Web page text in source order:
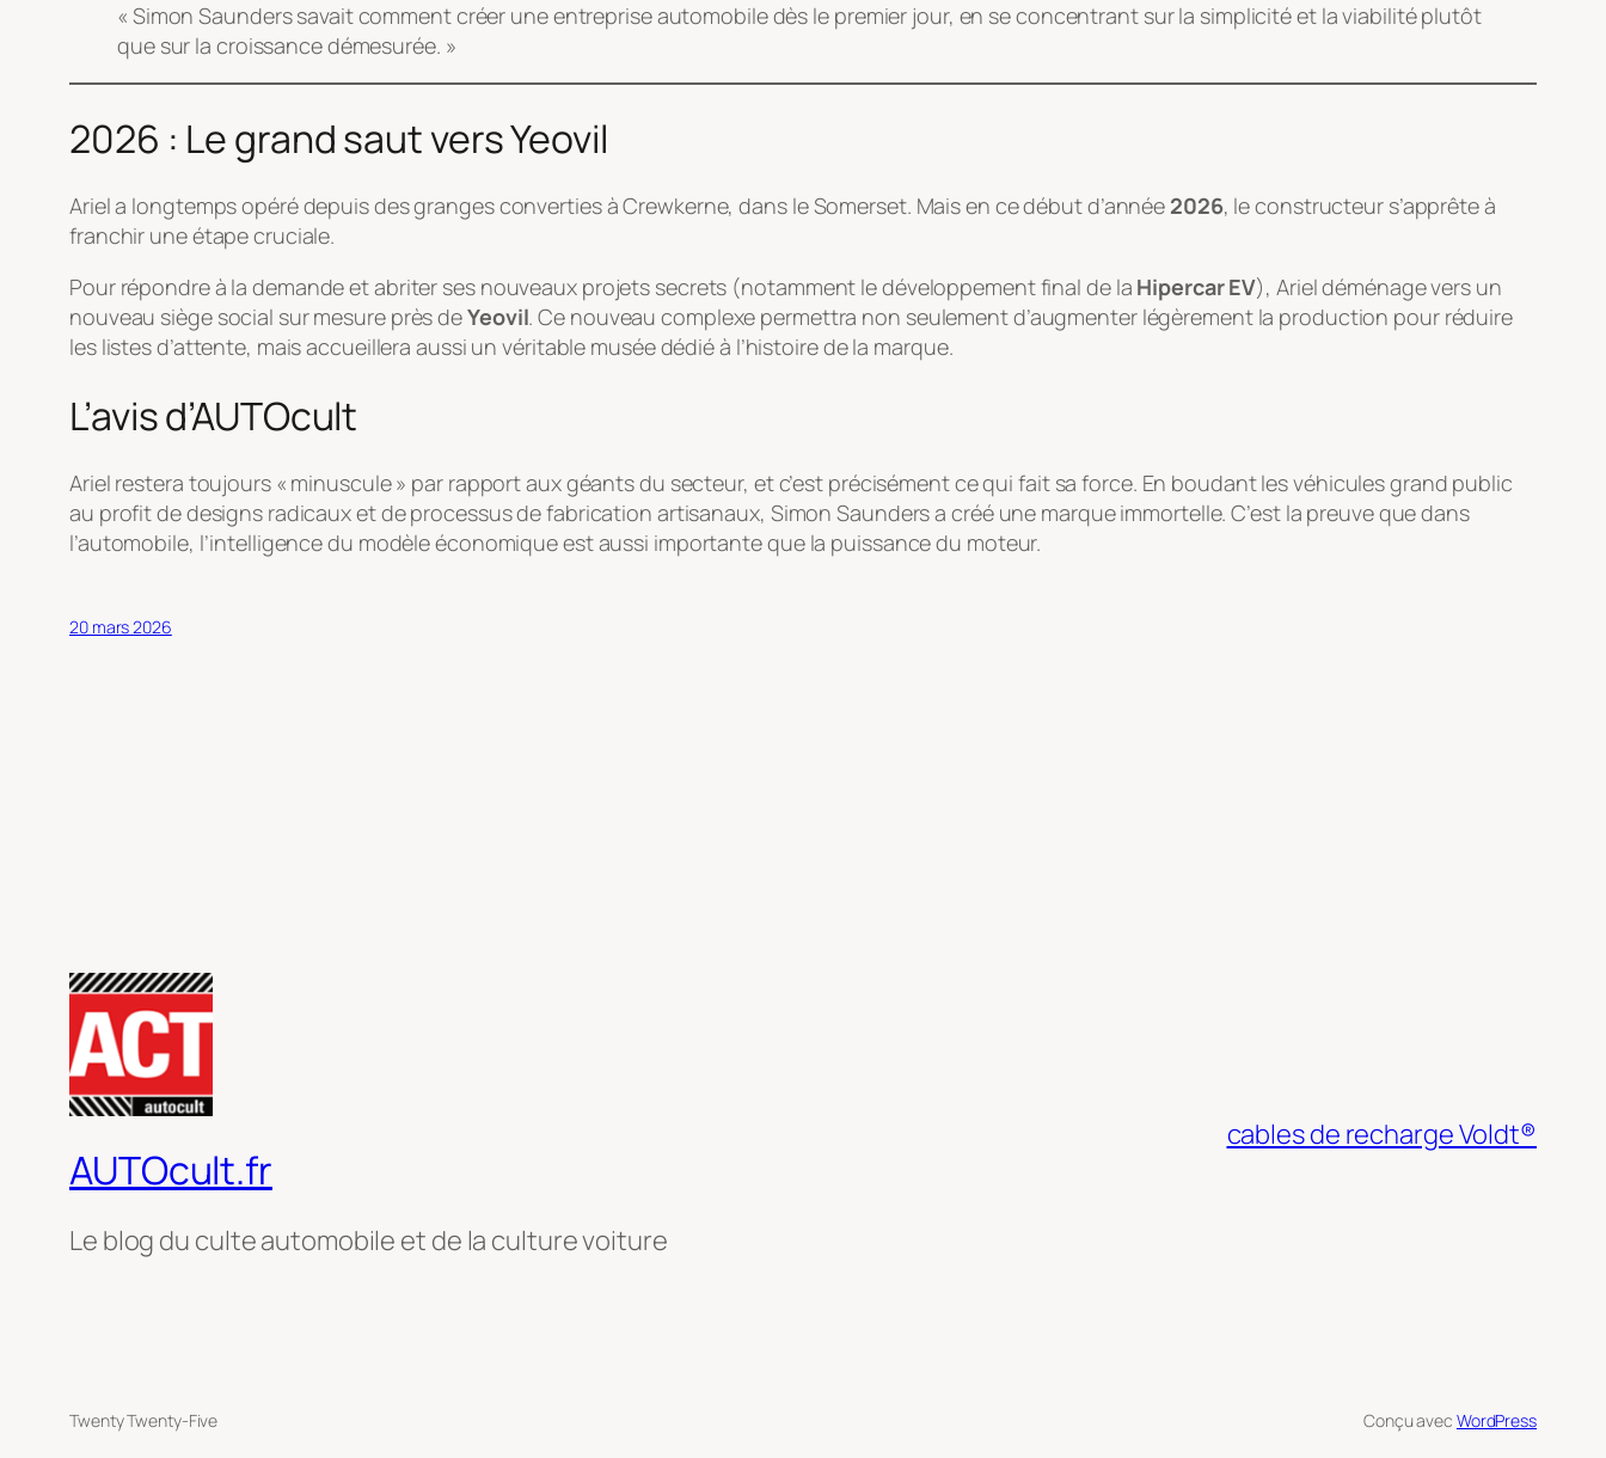
« Simon Saunders savait comment créer une entreprise automobile dès le premier jour, en se concentrant sur la simplicité et la viabilité plutôt
que sur la croissance démesurée. »
2026 : Le grand saut vers Yeovil
Ariel a longtemps opéré depuis des granges converties à Crewkerne, dans le Somerset. Mais en ce début d’année 2026, le constructeur s’apprête à
franchir une étape cruciale.
Pour répondre à la demande et abriter ses nouveaux projets secrets (notamment le développement final de la Hipercar EV), Ariel déménage vers un
nouveau siège social sur mesure près deYeovil. Ce nouveau complexe permettra non seulement d’augmenter légèrement la production pour réduire
les listes d’attente, mais accueillera aussi un véritable musée dédié à l’histoire de la marque.
L’avis d’AUTOcult
Ariel restera toujours « minuscule » par rapport aux géants du secteur, et c’est précisément ce qui fait sa force. En boudant les véhicules grand public
au profit de designs radicaux et de processus de fabrication artisanaux, Simon Saunders a créé une marque immortelle. C’est la preuve que dans
l’automobile, l’intelligence du modèle économique est aussi importante que la puissance du moteur.
20 mars 2026
AUTOcult.fr
Le blog du culte automobile et de la culture voiture
cables de recharge Voldt®
Twenty Twenty-Five Conçu avec WordPress